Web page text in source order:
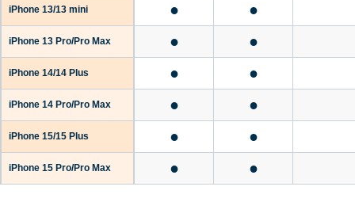
iPhone 13/13 mini ● ●
iPhone 13 Pro/Pro Max ● ●
iPhone 14/14 Plus ● ●
iPhone 14 Pro/Pro Max ● ●
iPhone 15/15 Plus ● ●
iPhone 15 Pro/Pro Max ● ●